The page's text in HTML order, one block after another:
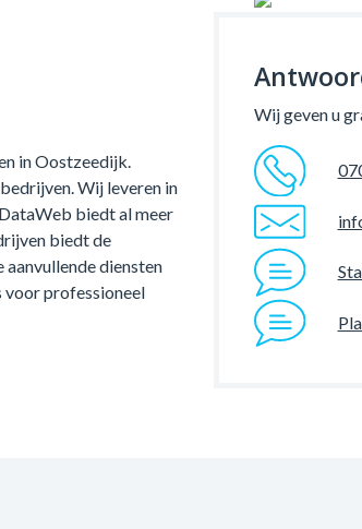
in Oostzeedijk.
Wij leveren in
biedt al meer
biedt de
diensten
voor professioneel
Wij geven u